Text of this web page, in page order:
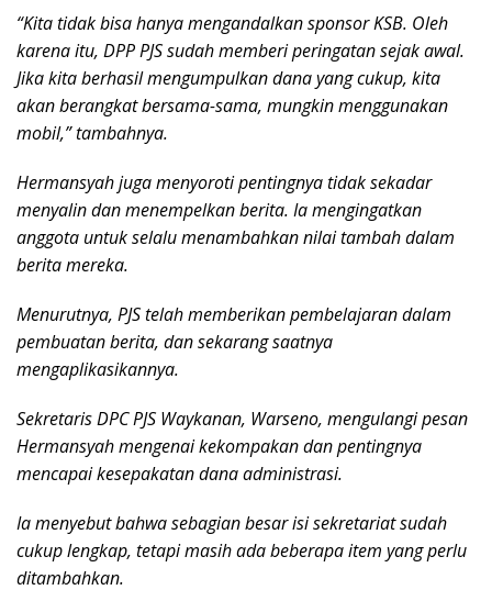
“Kita tidak bisa hanya mengandalkan sponsor KSB. Oleh
karena itu, DPP PJS sudah memberi peringatan sejak awal.
Jika kita berhasil mengumpulkan dana yang cukup, kita
akan berangkat bersama-sama, mungkin menggunakan
mobil,” tambahnya.
Hermansyah juga menyoroti pentingnya tidak sekadar
menyalin dan menempelkan berita. Ia mengingatkan
anggota untuk selalu menambahkan nilai tambah dalam
berita mereka.
Menurutnya, PJS telah memberikan pembelajaran dalam
pembuatan berita, dan sekarang saatnya
mengaplikasikannya.
Sekretaris DPC PJS Waykanan, Warseno, mengulangi pesan
Hermansyah mengenai kekompakan dan pentingnya
mencapai kesepakatan dana administrasi.
Ia menyebut bahwa sebagian besar isi sekretariat sudah
cukup lengkap, tetapi masih ada beberapa item yang perlu
ditambahkan.